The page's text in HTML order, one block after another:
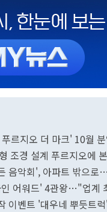
르지오 더 마크' 10월
조경 설계 푸르지오에
음악회', 아파트 밖으로
어워드' 4관왕…"업계
이벤트 '대우네 뿌듯트